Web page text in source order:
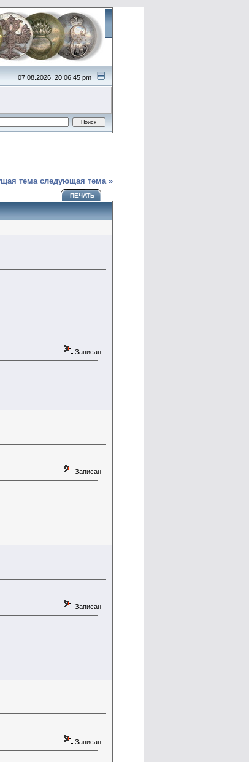
07.08.2026, 20:06:45 pm
тема следующая тема »
ПЕЧАТЬ
Записан
Записан
Записан
Записан